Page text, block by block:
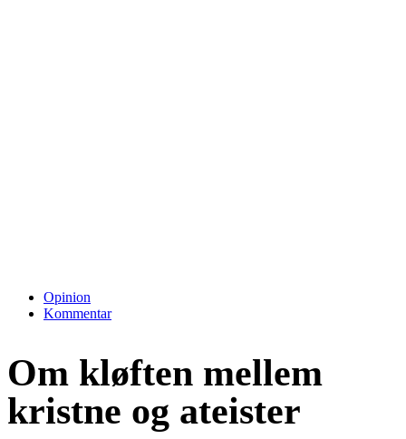
Opinion
Kommentar
Om kløften mellem
kristne og ateister